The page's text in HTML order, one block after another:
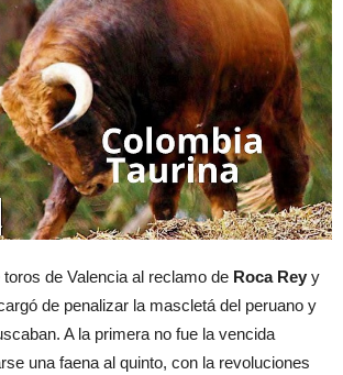
de Valencia al reclamo de Roca Rey y
de penalizar la mascletá del peruano y
A la primera no fue la vencida
una faena al quinto, con la revoluciones